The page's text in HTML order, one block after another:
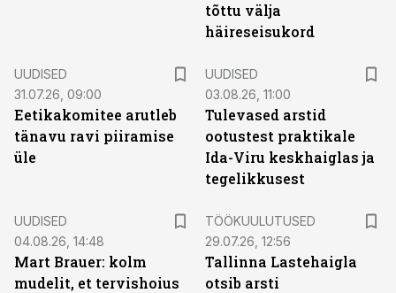
tõttu välja
häireseisukord
UUDISED
31.07.26, 09:00
Eetikakomitee arutleb
tänavu ravi piiramise
üle
UUDISED
03.08.26, 11:00
Tulevased arstid
ootustest praktikale
Ida-Viru keskhaiglas ja
tegelikkusest
UUDISED
04.08.26, 14:48
Mart Brauer: kolm
mudelit, et tervishoius
TÖÖKUULUTUSED
29.07.26, 12:56
Tallinna Lastehaigla
otsib arsti